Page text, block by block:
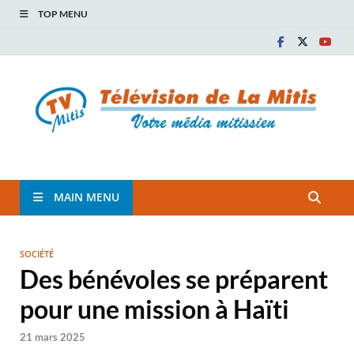
TOP MENU
TVM
MAIN MENU
SOCIÉTÉ
Des bénévoles se préparent
pour une mission à Haïti
21 mars 2025